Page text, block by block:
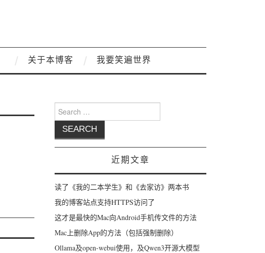
关于本博客 我要笑遍世界
Search for:
近期文章
读了《我的二本学生》和《去家访》两本书
我的博客站点支持HTTPS访问了
这才是最快的Mac向Android手机传文件的方法
Mac上删除App的方法（包括强制删除）
Ollama及open-webui使用，及Qwen3开源大模型